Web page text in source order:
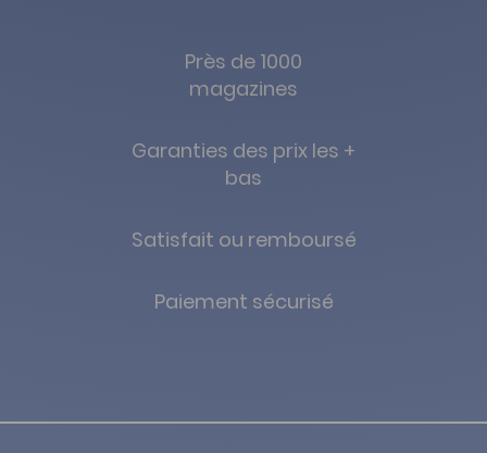
Près de 1000
magazines
Garanties des prix les +
bas
Satisfait ou remboursé
Paiement sécurisé